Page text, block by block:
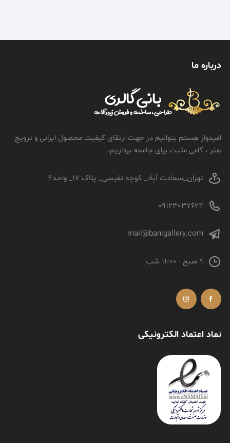
درباره ما
امیدوار هستم بتوانیم در جهت ارتقای کیفیت محصول ایرانی و ترویج
هنر ، گامی مثبت برای جامعه برداریم.
تهران_سعادت آباد_ کوچه نفیسی_ پلاک 17_ واحد4
09123037624
mail@banigallery.com
9 صبح - 11:00 شب
نماد اعتماد الکترونیکی